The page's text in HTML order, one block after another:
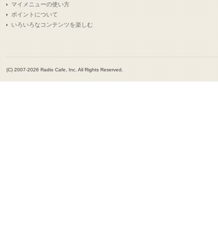
マイメニューの使い方
ポイントについて
いろいろなコンテンツを楽しむ
(C) 2007-2026 Radio Cafe, Inc. All Rights Reserved.